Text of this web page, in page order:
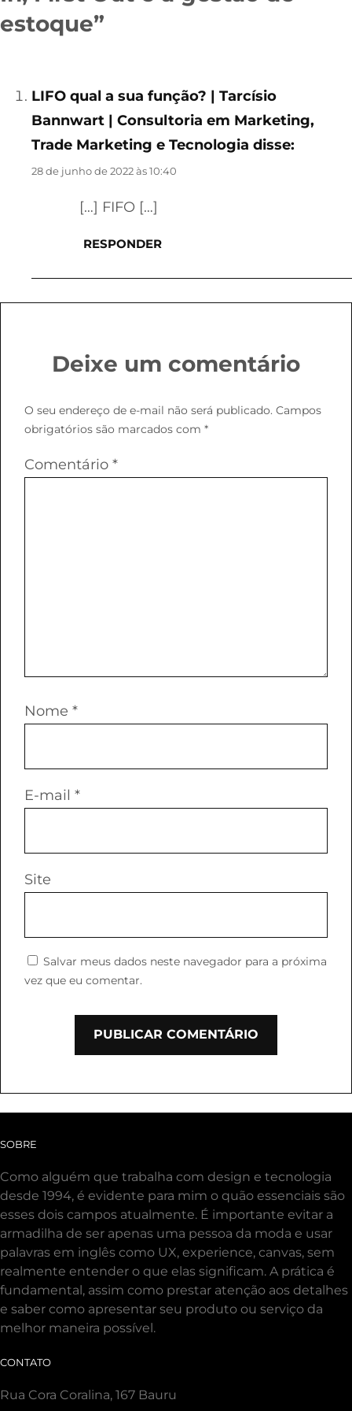
estoque”
LIFO qual a sua função? | Tarcísio
Bannwart | Consultoria em Marketing,
Trade Marketing e Tecnologia disse:
28 de junho de 2022 às 10:40
[…] FIFO […]
RESPONDER
Deixe um comentário
O seu endereço de e-mail não será publicado. Campos
obrigatórios são marcados com *
Comentário *
Nome *
E-mail *
Site
Salvar meus dados neste navegador para a próxima
vez que eu comentar.
SOBRE
Como alguém que trabalha com design e tecnologia
desde 1994, é evidente para mim o quão essenciais são
esses dois campos atualmente. É importante evitar a
armadilha de ser apenas uma pessoa da moda e usar
palavras em inglês como UX, experience, canvas, sem
realmente entender o que elas significam. A prática é
fundamental, assim como prestar atenção aos detalhes
e saber como apresentar seu produto ou serviço da
melhor maneira possível.
CONTATO
Rua Cora Coralina, 167 Bauru